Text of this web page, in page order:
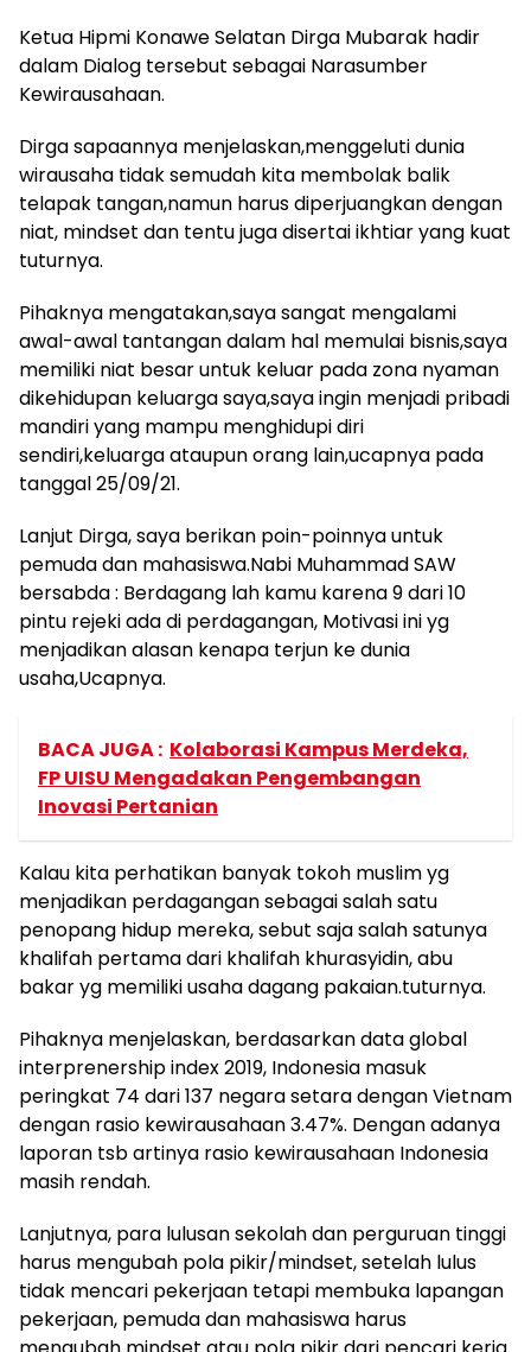
Ketua Hipmi Konawe Selatan Dirga Mubarak hadir
dalam Dialog tersebut sebagai Narasumber
Kewirausahaan.
Dirga sapaannya menjelaskan,menggeluti dunia
wirausaha tidak semudah kita membolak balik
telapak tangan,namun harus diperjuangkan dengan
niat, mindset dan tentu juga disertai ikhtiar yang kuat
tuturnya.
Pihaknya mengatakan,saya sangat mengalami
awal-awal tantangan dalam hal memulai bisnis,saya
memiliki niat besar untuk keluar pada zona nyaman
dikehidupan keluarga saya,saya ingin menjadi pribadi
mandiri yang mampu menghidupi diri
sendiri,keluarga ataupun orang lain,ucapnya pada
tanggal 25/09/21.
Lanjut Dirga, saya berikan poin-poinnya untuk
pemuda dan mahasiswa.Nabi Muhammad SAW
bersabda : Berdagang lah kamu karena 9 dari 10
pintu rejeki ada di perdagangan, Motivasi ini yg
menjadikan alasan kenapa terjun ke dunia
usaha,Ucapnya.
BACA JUGA : Kolaborasi Kampus Merdeka,
FP UISU Mengadakan Pengembangan
Inovasi Pertanian
Kalau kita perhatikan banyak tokoh muslim yg
menjadikan perdagangan sebagai salah satu
penopang hidup mereka, sebut saja salah satunya
khalifah pertama dari khalifah khurasyidin, abu
bakar yg memiliki usaha dagang pakaian.tuturnya.
Pihaknya menjelaskan, berdasarkan data global
interprenership index 2019, Indonesia masuk
peringkat 74 dari 137 negara setara dengan Vietnam
dengan rasio kewirausahaan 3.47%. Dengan adanya
laporan tsb artinya rasio kewirausahaan Indonesia
masih rendah.
Lanjutnya, para lulusan sekolah dan perguruan tinggi
harus mengubah pola pikir/mindset, setelah lulus
tidak mencari pekerjaan tetapi membuka lapangan
pekerjaan, pemuda dan mahasiswa harus